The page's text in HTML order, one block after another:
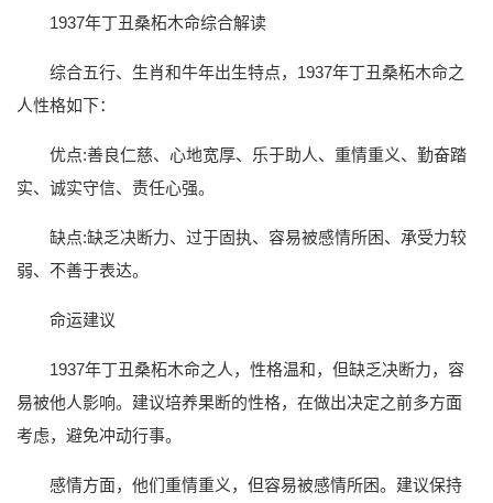
1937年丁丑桑柘木命综合解读
综合五行、生肖和牛年出生特点，1937年丁丑桑柘木命之
人性格如下：
优点:善良仁慈、心地宽厚、乐于助人、重情重义、勤奋踏
实、诚实守信、责任心强。
缺点:缺乏决断力、过于固执、容易被感情所困、承受力较
弱、不善于表达。
命运建议
1937年丁丑桑柘木命之人，性格温和，但缺乏决断力，容
易被他人影响。建议培养果断的性格，在做出决定之前多方面
考虑，避免冲动行事。
感情方面，他们重情重义，但容易被感情所困。建议保持